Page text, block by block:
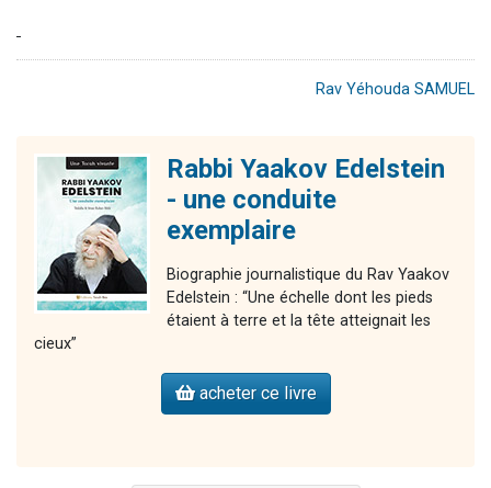
Rav Yéhouda SAMUEL
Rabbi Yaakov Edelstein
- une conduite
exemplaire
Biographie journalistique du Rav Yaakov
Edelstein : “Une échelle dont les pieds
étaient à terre et la tête atteignait les
cieux”
acheter ce livre